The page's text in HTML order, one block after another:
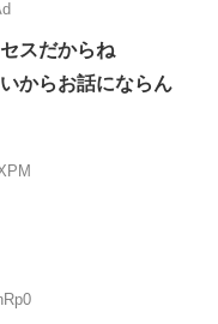
スだからね
からお話にならん